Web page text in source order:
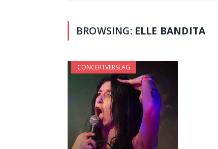
BROWSING: ELLE BANDITA
CONCERTVERSLAG